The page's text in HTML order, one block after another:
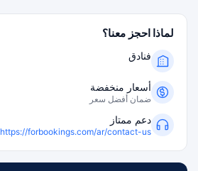
لماذا احجز معنا؟
فنادق
أسعار منخفضة
ضمان أفضل سعر
دعم ممتاز
https://forbookings.com/ar/contact-us/